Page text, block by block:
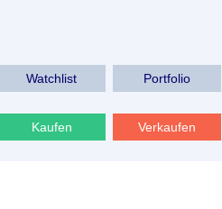
Watchlist Portfolio
Kaufen Verkaufen